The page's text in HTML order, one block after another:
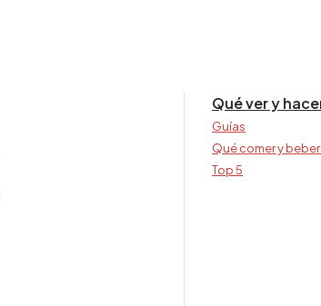
Qué ver y
Guías
Qué comer y
Top 5